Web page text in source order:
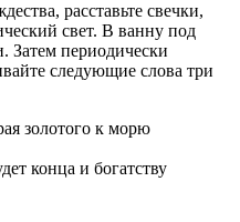
расставьте свечки,
свет. В ванну под
Затем периодически
следующие слова три
золотого к морю
конца и богатству